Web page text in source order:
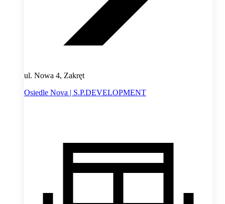
ul. Nowa 4, Zakręt
Osiedle Nova | S.P.DEVELOPMENT